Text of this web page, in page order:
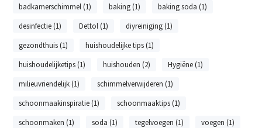
badkamerschimmel (1)
baking (1)
baking soda (1)
desinfectie (1)
Dettol (1)
diyreiniging (1)
gezondthuis (1)
huishoudelijke tips (1)
huishoudelijketips (1)
huishouden (2)
Hygiëne (1)
milieuvriendelijk (1)
schimmelverwijderen (1)
schoonmaakinspiratie (1)
schoonmaaktips (1)
schoonmaken (1)
soda (1) tegelvoegen (1)
voegen (1)